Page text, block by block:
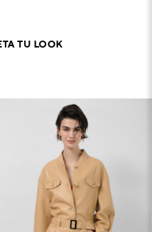
TU LOOK